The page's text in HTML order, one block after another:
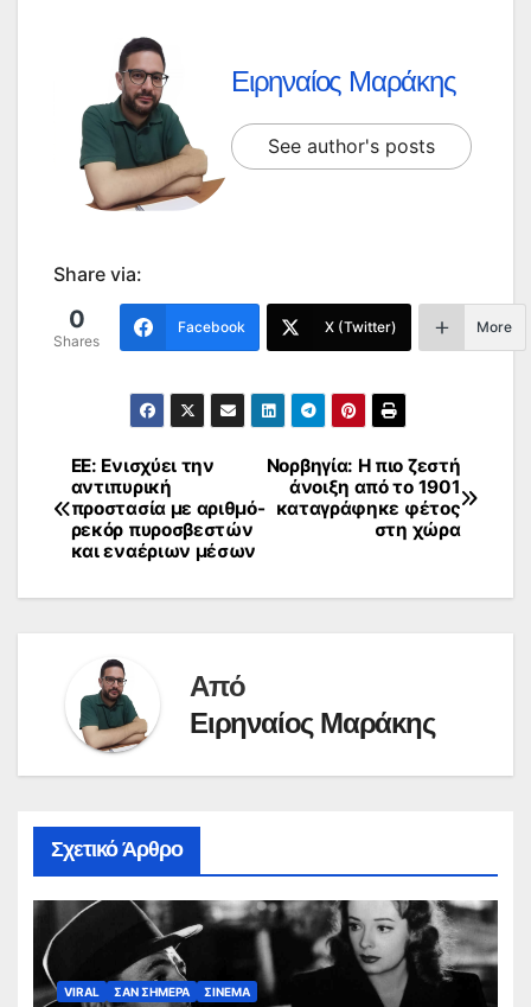
Ειρηναίος Μαράκης
See author's posts
Share via:
0
Shares
Facebook X (Twitter) More
Πλοήγηση
άρθρων
Νορβηγία: Η πιο ζεστή
άνοιξη από το 1901
καταγράφηκε φέτος
στη χώρα
ΕΕ: Ενισχύει την
αντιπυρική
προστασία με αριθμό-
ρεκόρ πυροσβεστών
και εναέριων μέσων
Από
Ειρηναίος Μαράκης
Σχετικό Άρθρο
VIRAL ΣΑΝ ΣΗΜΕΡΑ ΣΙΝΕΜΑ